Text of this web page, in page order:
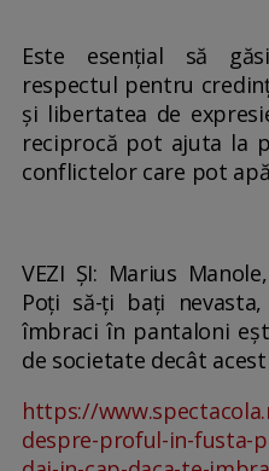
Este esențial să
respectul pentru
și libertatea de
reciprocă pot ajuta la
conflictelor care pot
VEZI ȘI: Marius
Poți să-ți bați
îmbraci în pantaloni
de societate decât
https://
despre-proful-in-fusta-